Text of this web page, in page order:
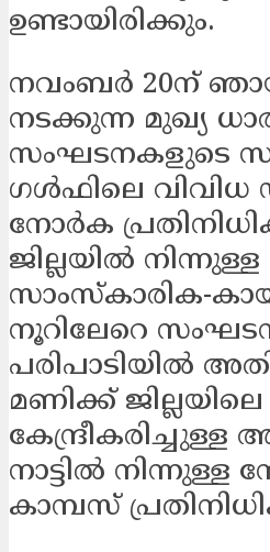
ഉണ്ടായിരിക്കും.
നവംബര്‍ 20ന്
നടക്കുന്ന മുഖ്യ
സംഘടനകളുടെ
ഗള്‍ഫിലെ വിവിധ
നോര്‍ക
ജില്ലയില്‍ നിന്നുള്ള
സാംസ്‌കാരിക-
നൂറിലേറെ
പരിപാടിയില്‍
മണിക്ക്
കേന്ദ്രീകരിച്ചുള്ള
നാട്ടില്‍ നിന്നുള്ള
കാമ്പസ്